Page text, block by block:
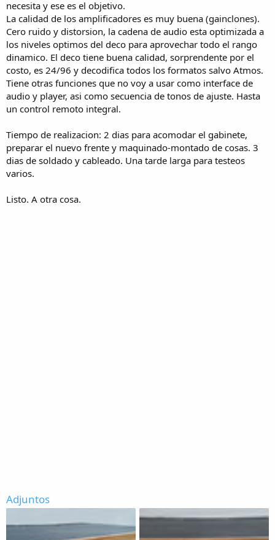
necesita y ese es el objetivo.
La calidad de los amplificadores es muy buena (gainclones).
Cero ruido y distorsion, la cadena de audio esta optimizada a
los niveles optimos del deco para aprovechar todo el rango
dinamico. El deco tiene buena calidad, sorprendente por el
costo, es 24/96 y decodifica todos los formatos salvo Atmos.
Tiene otras funciones que no voy a usar como interface de
audio y player, asi como secuencia de tonos de ajuste. Hasta
un control remoto integral.
Tiempo de realizacion: 2 dias para acomodar el gabinete,
preparar el nuevo frente y maquinado-montado de cosas. 3
dias de soldado y cableado. Una tarde larga para testeos
varios.
Listo. A otra cosa.
Adjuntos